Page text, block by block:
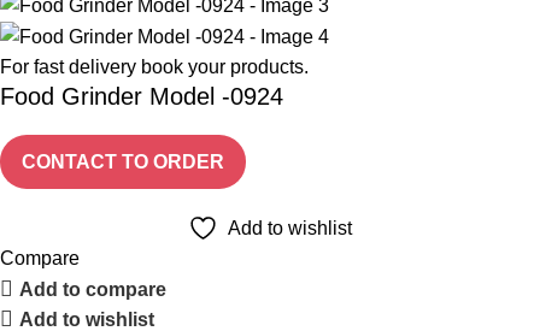
For fast delivery book your products.
Food Grinder Model -0924
CONTACT TO ORDER
Add to wishlist
Compare
Add to compare
Add to wishlist